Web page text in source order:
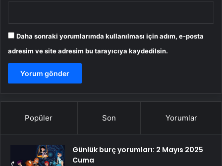
Daha sonraki yorumlarımda kullanılması için adım, e-posta
adresim ve site adresim bu tarayıcıya kaydedilsin.
Popüler Son Yorumlar
Günlük burç yorumları: 2 Mayıs 2025
Cuma